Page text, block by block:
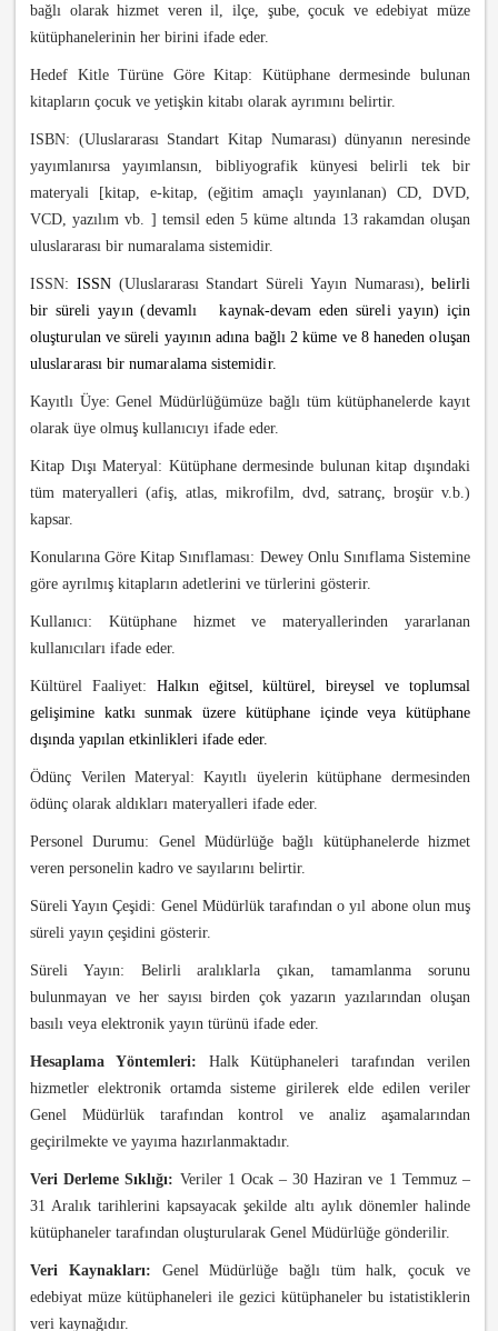
bağlı olarak hizmet veren il, ilçe, şube, çocuk ve edebiyat müze
kütüphanelerinin her birini ifade eder.
Hedef Kitle Türüne Göre Kitap: Kütüphane dermesinde bulunan
kitapların çocuk ve yetişkin kitabı olarak ayrımını belirtir.
ISBN: (Uluslararası Standart Kitap Numarası) dünyanın neresinde
yayımlanırsa yayımlansın, bibliyografik künyesi belirli tek bir
materyali [kitap, e-kitap, (eğitim amaçlı yayınlanan) CD, DVD,
VCD, yazılım vb. ] temsil eden 5 küme altında 13 rakamdan oluşan
uluslararası bir numaralama sistemidir.
ISSN: ISSN (Uluslararası Standart Süreli Yayın Numarası) , belirli
bir süreli yayın (devamlı kaynak-devam eden süreli yayın) için
oluşturulan ve süreli yayının adına bağlı 2 küme ve 8 haneden oluşan
uluslararası bir numaralama sistemidir.
Kayıtlı Üye: Genel Müdürlüğümüze bağlı tüm kütüphanelerde kayıt
olarak üye olmuş kullanıcıyı ifade eder.
Kitap Dışı Materyal: Kütüphane dermesinde bulunan kitap dışındaki
tüm materyalleri (afiş, atlas, mikrofilm, dvd, satranç, broşür v.b.)
kapsar.
Konularına Göre Kitap Sınıflaması: Dewey Onlu Sınıflama Sistemine
göre ayrılmış kitapların adetlerini ve türlerini gösterir.
Kullanıcı: Kütüphane hizmet ve materyallerinden yararlanan
kullanıcıları ifade eder.
Kültürel Faaliyet: Halkın eğitsel, kültürel, bireysel ve toplumsal
gelişimine katkı sunmak üzere kütüphane içinde veya kütüphane
dışında yapılan etkinlikleri ifade eder.
Ödünç Verilen Materyal: Kayıtlı üyelerin kütüphane dermesinden
ödünç olarak aldıkları materyalleri ifade eder.
Personel Durumu: Genel Müdürlüğe bağlı kütüphanelerde hizmet
veren personelin kadro ve sayılarını belirtir.
Süreli Yayın Çeşidi: Genel Müdürlük tarafından o yıl abone olun muş
süreli yayın çeşidini gösterir.
Süreli Yayın: Belirli aralıklarla çıkan, tamamlanma sorunu
bulunmayan ve her sayısı birden çok yazarın yazılarından oluşan
basılı veya elektronik yayın türünü ifade eder.
Hesaplama Yöntemleri: Halk Kütüphaneleri tarafından verilen
hizmetler elektronik ortamda sisteme girilerek elde edilen veriler
Genel Müdürlük tarafından kontrol ve analiz aşamalarından
geçirilmekte ve yayıma hazırlanmaktadır.
Veri Derleme Sıklığı: Veriler 1 Ocak – 30 Haziran ve 1 Temmuz –
31 Aralık tarihlerini kapsayacak şekilde altı aylık dönemler halinde
kütüphaneler tarafından oluşturularak Genel Müdürlüğe gönderilir.
Veri Kaynakları: Genel Müdürlüğe bağlı tüm halk, çocuk ve
edebiyat müze kütüphaneleri ile gezici kütüphaneler bu istatistiklerin
veri kaynağıdır.